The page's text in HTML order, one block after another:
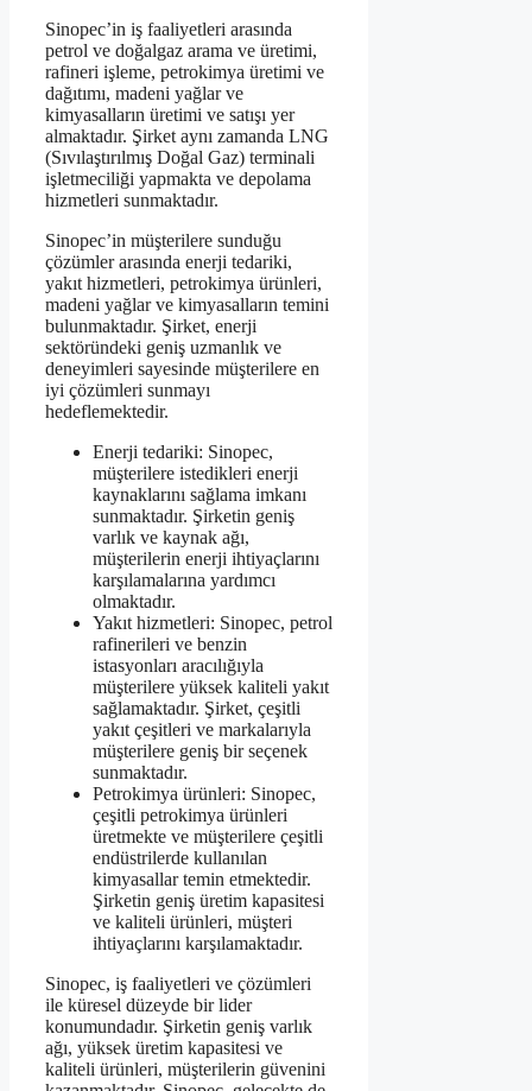
Sinopec’in iş faaliyetleri arasında
petrol ve doğalgaz arama ve üretimi,
rafineri işleme, petrokimya üretimi ve
dağıtımı, madeni yağlar ve
kimyasalların üretimi ve satışı yer
almaktadır. Şirket aynı zamanda LNG
(Sıvılaştırılmış Doğal Gaz) terminali
işletmeciliği yapmakta ve depolama
hizmetleri sunmaktadır.
Sinopec’in müşterilere sunduğu
çözümler arasında enerji tedariki,
yakıt hizmetleri, petrokimya ürünleri,
madeni yağlar ve kimyasalların temini
bulunmaktadır. Şirket, enerji
sektöründeki geniş uzmanlık ve
deneyimleri sayesinde müşterilere en
iyi çözümleri sunmayı
hedeflemektedir.
Enerji tedariki: Sinopec,
müşterilere istedikleri enerji
kaynaklarını sağlama imkanı
sunmaktadır. Şirketin geniş
varlık ve kaynak ağı,
müşterilerin enerji ihtiyaçlarını
karşılamalarına yardımcı
olmaktadır.
Yakıt hizmetleri: Sinopec, petrol
rafinerileri ve benzin
istasyonları aracılığıyla
müşterilere yüksek kaliteli yakıt
sağlamaktadır. Şirket, çeşitli
yakıt çeşitleri ve markalarıyla
müşterilere geniş bir seçenek
sunmaktadır.
Petrokimya ürünleri: Sinopec,
çeşitli petrokimya ürünleri
üretmekte ve müşterilere çeşitli
endüstrilerde kullanılan
kimyasallar temin etmektedir.
Şirketin geniş üretim kapasitesi
ve kaliteli ürünleri, müşteri
ihtiyaçlarını karşılamaktadır.
Sinopec, iş faaliyetleri ve çözümleri
ile küresel düzeyde bir lider
konumundadır. Şirketin geniş varlık
ağı, yüksek üretim kapasitesi ve
kaliteli ürünleri, müşterilerin güvenini